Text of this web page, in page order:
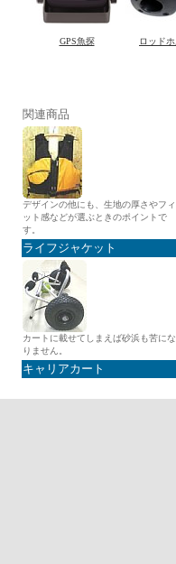
関連商品
デザインの他にも、生地の厚さやフィ
ット感などが選ぶときのポイントで
す。
ライフジャケット
カートに載せてしまえば砂浜も苦にな
りません。
キャリアカート